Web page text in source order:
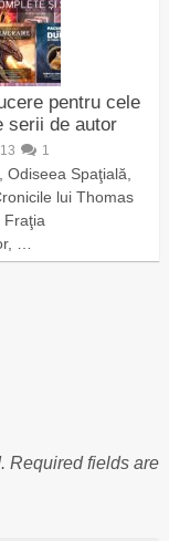
pentru cele
serii de autor
1
Odiseea Spaţială,
lui Thomas
Fraţia
…
Required fields are